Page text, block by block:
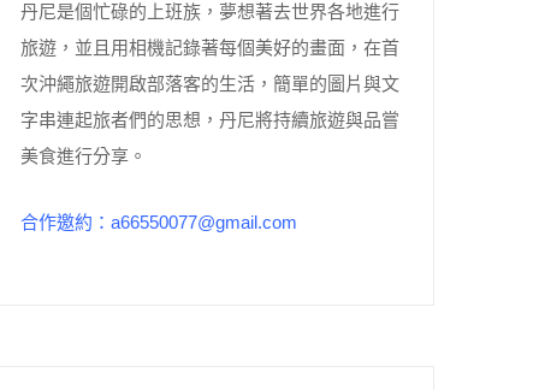
丹尼是個忙碌的上班族，夢想著去世界各地進行
旅遊，並且用相機記錄著每個美好的畫面，在首
次沖繩旅遊開啟部落客的生活，簡單的圖片與文
字串連起旅者們的思想，丹尼將持續旅遊與品嘗
美食進行分享。
合作邀約：a66550077@gmail.com